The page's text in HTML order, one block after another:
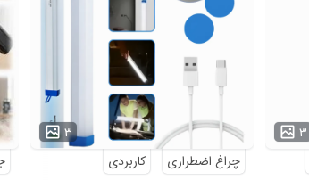
۳ ۳
...
چراغ اضطراری
کاربردی
...